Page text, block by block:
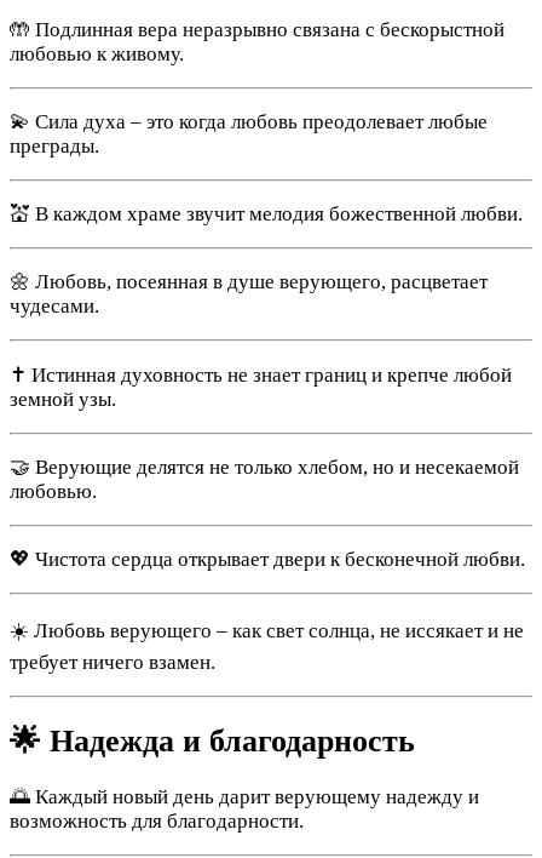
🤲 Подлинная вера неразрывно связана с бескорыстной
любовью к живому.
💫 Сила духа – это когда любовь преодолевает любые
преграды.
💒 В каждом храме звучит мелодия божественной любви.
🌼 Любовь, посеянная в душе верующего, расцветает
чудесами.
✝️ Истинная духовность не знает границ и крепче любой
земной узы.
🤝 Верующие делятся не только хлебом, но и несекаемой
любовью.
💖 Чистота сердца открывает двери к бесконечной любви.
☀️ Любовь верующего – как свет солнца, не иссякает и не
требует ничего взамен.
🌟 Надежда и благодарность
🌅 Каждый новый день дарит верующему надежду и
возможность для благодарности.